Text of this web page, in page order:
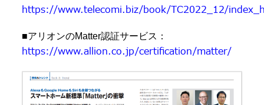
https://www.telecomi.biz/book/TC2022_12/
■アリオンのMatter認証サービス：
https://www.allion.co.jp/certification/matter/